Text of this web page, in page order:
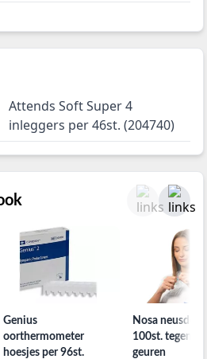
Attends Soft Super 4
inleggers per 46st. (204740)
Genius
oorthermometer
hoesjes per 96st.
Nosa
100st. tegen
geuren